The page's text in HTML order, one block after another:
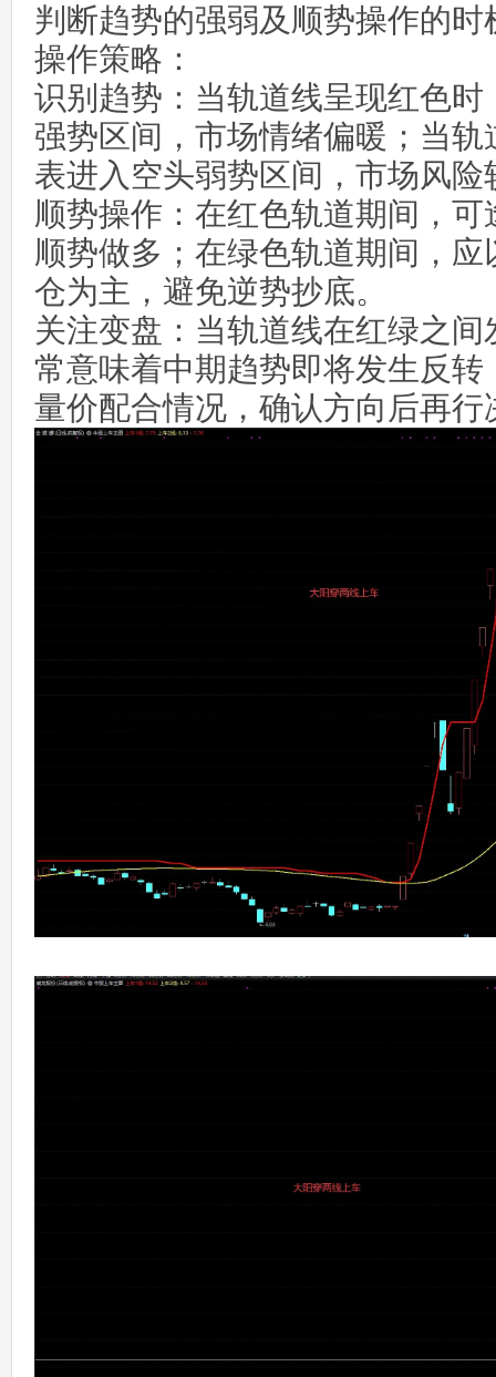
判断趋势的强弱及顺势操作的时
操作策略：
识别趋势：当轨道线呈现红色
强势区间，市场情绪偏暖；当
表进入空头弱势区间，市场风险
顺势操作：在红色轨道期间，
顺势做多；在绿色轨道期间，
仓为主，避免逆势抄底。
关注变盘：当轨道线在红绿之
常意味着中期趋势即将发生反
量价配合情况，确认方向后再行